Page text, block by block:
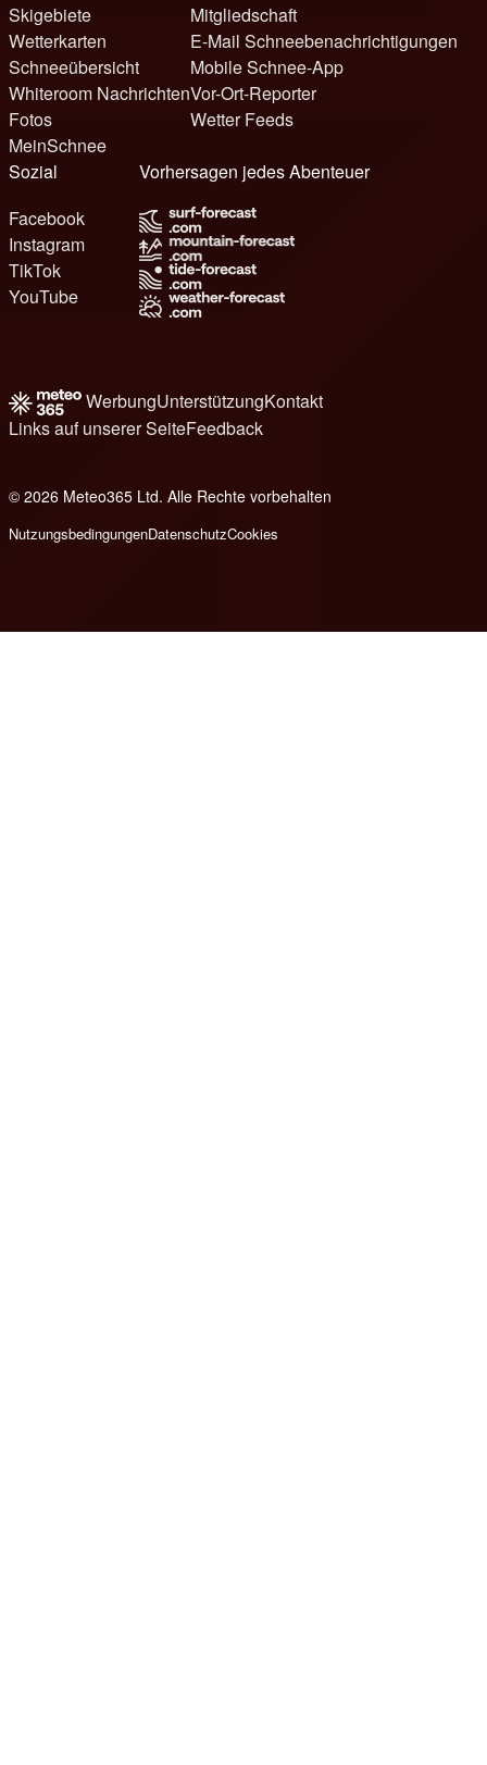
Skigebiete
Wetterkarten
Schneeübersicht
Whiteroom Nachrichten
Fotos
MeinSchnee
Mitgliedschaft
E-Mail Schneebenachrichtigungen
Mobile Schnee-App
Vor-Ort-Reporter
Wetter Feeds
Sozial
Facebook
Instagram
TikTok
YouTube
Vorhersagen jedes Abenteuer
WerbungUnterstützungKontakt
Links auf unserer SeiteFeedback
© 2026 Meteo365 Ltd. Alle Rechte vorbehalten
NutzungsbedingungenDatenschutzCookies